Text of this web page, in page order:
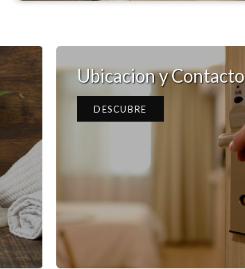
Ubicacion y Contacto
DESCUBRE